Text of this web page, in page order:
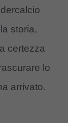
storia,
certezza
lo
arrivato.